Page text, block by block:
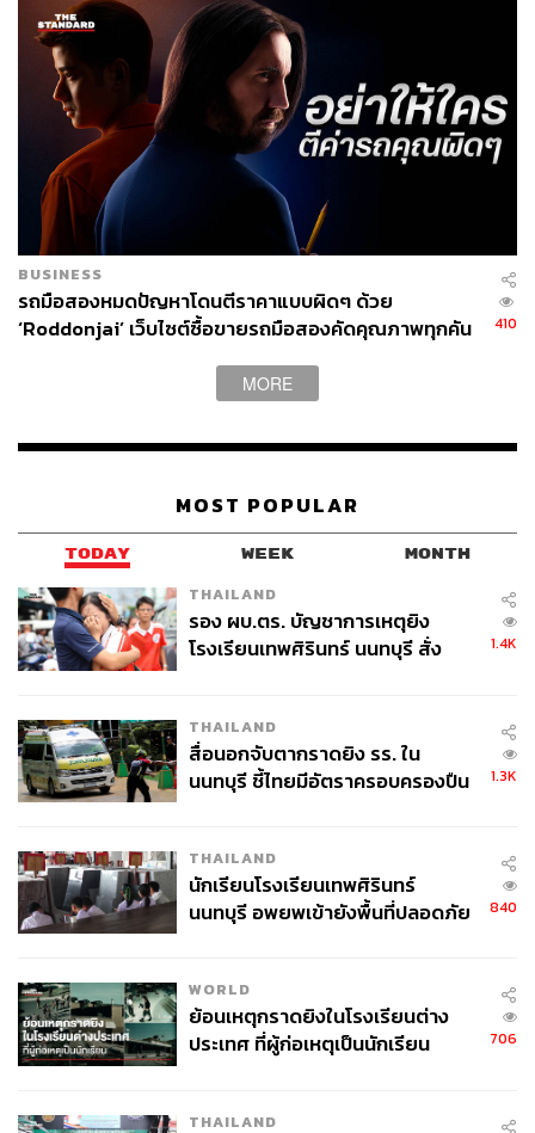
BUSINESS
รถมือสองหมดปัญหาโดนตีราคาแบบผิดๆ ด้วย
‘Roddonjai’ เว็บไซต์ซื้อขายรถมือสองคัดคุณภาพทุกคัน
410
MORE
MOST POPULAR
TODAY WEEK MONTH
THAILAND
รอง ผบ.ตร. บัญชาการเหตุยิง
โรงเรียนเทพศิรินทร์ นนทบุรี สั่ง
1.4K
THAILAND
สื่อนอกจับตากราดยิง รร. ใน
นนทบุรี ชี้ไทยมีอัตราครอบครองปืน
1.3K
THAILAND
นักเรียนโรงเรียนเทพศิรินทร์
นนทบุรี อพยพเข้ายังพื้นที่ปลอดภัย
840
WORLD
ย้อนเหตุกราดยิงในโรงเรียนต่าง
ประเทศ ที่ผู้ก่อเหตุเป็นนักเรียน
706
THAILAND